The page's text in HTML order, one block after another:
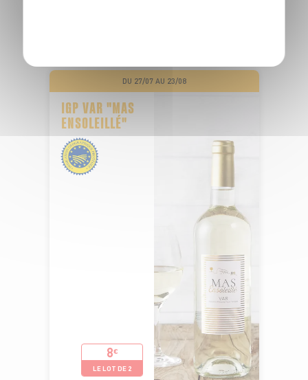
5
DU 27/07 AU 23/08
IGP VAR "MAS
ENSOLEILLÉ"
8€
LE LOT DE 2